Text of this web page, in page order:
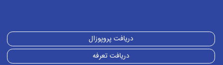
دریافت پروپوزال
دریافت تعرفه